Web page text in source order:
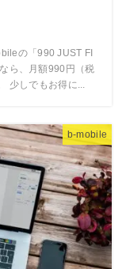
の「990 JUST FI
ら、月額990円（税
少しでもお得に...
b-mobile